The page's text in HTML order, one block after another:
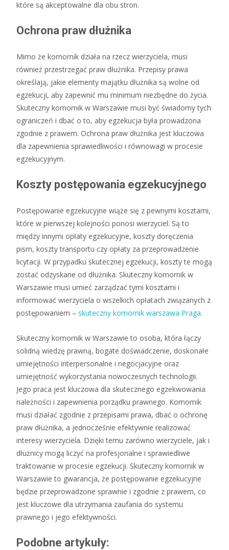
które są akceptowalne dla obu stron.
Ochrona praw dłużnika
Mimo że komornik działa na rzecz wierzyciela, musi
również przestrzegać praw dłużnika. Przepisy prawa
określają, jakie elementy majątku dłużnika są wolne od
egzekucji, aby zapewnić mu minimum niezbędne do życia.
Skuteczny komornik w Warszawie musi być świadomy tych
ograniczeń i dbać o to, aby egzekucja była prowadzona
zgodnie z prawem. Ochrona praw dłużnika jest kluczowa
dla zapewnienia sprawiedliwości i równowagi w procesie
egzekucyjnym.
Koszty postępowania egzekucyjnego
Postępowanie egzekucyjne wiąże się z pewnymi kosztami,
które w pierwszej kolejności ponosi wierzyciel. Są to
między innymi opłaty egzekucyjne, koszty doręczenia
pism, koszty transportu czy opłaty za przeprowadzenie
licytacji. W przypadku skutecznej egzekucji, koszty te mogą
zostać odzyskane od dłużnika. Skuteczny komornik w
Warszawie musi umieć zarządzać tymi kosztami i
informować wierzyciela o wszelkich opłatach związanych z
postępowaniem – skuteczny komornik warszawa Praga.
Skuteczny komornik w Warszawie to osoba, która łączy
solidną wiedzę prawną, bogate doświadczenie, doskonałe
umiejętności interpersonalne i negocjacyjne oraz
umiejętność wykorzystania nowoczesnych technologii.
Jego praca jest kluczowa dla skutecznego egzekwowania
należności i zapewnienia porządku prawnego. Komornik
musi działać zgodnie z przepisami prawa, dbać o ochronę
praw dłużnika, a jednocześnie efektywnie realizować
interesy wierzyciela. Dzięki temu zarówno wierzyciele, jak i
dłużnicy mogą liczyć na profesjonalne i sprawiedliwe
traktowanie w procesie egzekucji. Skuteczny komornik w
Warszawie to gwarancja, że postępowanie egzekucyjne
będzie przeprowadzone sprawnie i zgodnie z prawem, co
jest kluczowe dla utrzymania zaufania do systemu
prawnego i jego efektywności.
Podobne artykuły: